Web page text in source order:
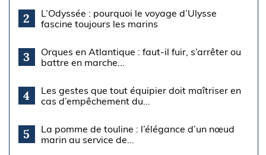
2
L’Odyssée : pourquoi le voyage d’Ulysse
fascine toujours les marins
3
Orques en Atlantique : faut-il fuir, s’arrêter ou
battre en marche...
4
Les gestes que tout équipier doit maîtriser en
cas d’empêchement du...
5
La pomme de touline : l’élégance d’un nœud
marin au service de...